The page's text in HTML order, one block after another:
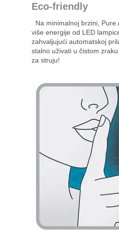
Eco-friendly
Na minimalnoj brzini, Pure
više energije od LED
zahvaljujući automatskoj
stalno uživati u čistom
za struju!